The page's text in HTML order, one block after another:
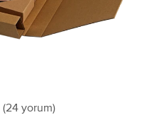
(24 yorum)